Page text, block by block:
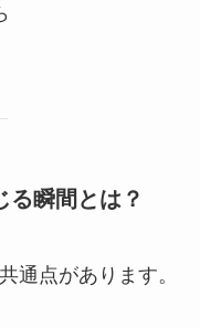
瞬間とは？
通点があります。